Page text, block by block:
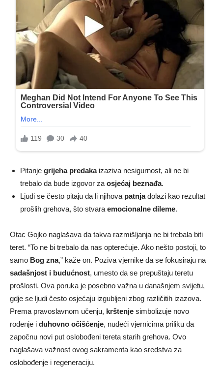
Pitanje grijeha predakaizaziva nesigurnost, ali ne bi
trebalo da bude izgovor za osjećaj beznađa.
Ljudi se često pitaju da li njihova patnjadolazi kao rezultat
prošlih grehova, što stvara emocionalne dileme.
Otac Gojko naglašava da takva razmišljanja ne bi trebala biti
teret. “To ne bi trebalo da nas opterećuje. Ako nešto postoji, to
samo Bog zna,” kaže on. Poziva vjernike da se fokusiraju na
sadašnjost i budućnost, umesto da se prepuštaju teretu
prošlosti. Ova poruka je posebno važna u današnjem svijetu,
gdje se ljudi često osjećaju izgubljeni zbog različitih izazova.
Prema pravoslavnom učenju, krštenje simbolizuje novo
rođenje i duhovno očišćenje, nudeći vjernicima priliku da
započnu novi put oslobođeni tereta starih grehova. Ovo
naglašava važnost ovog sakramenta kao sredstva za
oslobođenje i regeneraciju.